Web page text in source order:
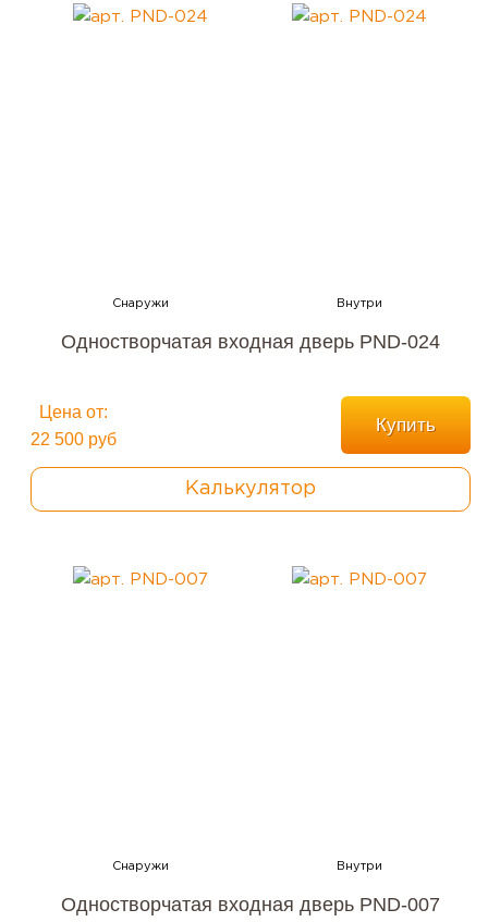
Одностворчатая входная дверь PND-024
Цена от:
22 500 руб
Купить
Калькулятор
Одностворчатая входная дверь PND-007